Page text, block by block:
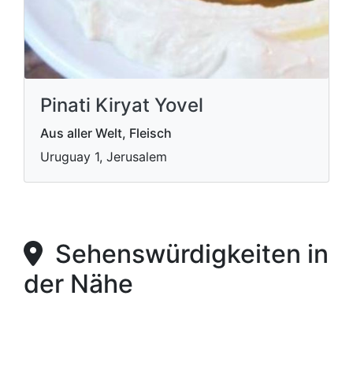
Pinati Kiryat Yovel
Aus aller Welt, Fleisch
Uruguay 1, Jerusalem
Sehenswürdigkeiten in
der Nähe